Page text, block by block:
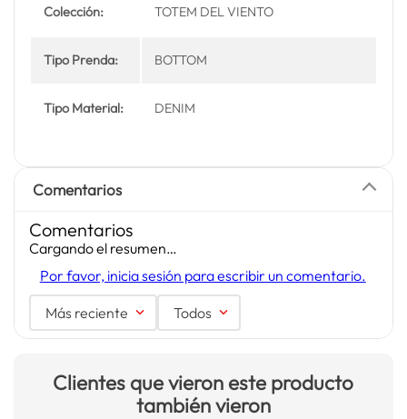
Colección: TOTEM DEL VIENTO
Tipo Prenda: BOTTOM
Tipo Material: DENIM
Comentarios
Comentarios
Cargando el resumen…
Por favor, inicia sesión para escribir un comentario.
Más reciente Todos
Clientes que vieron este producto
también vieron